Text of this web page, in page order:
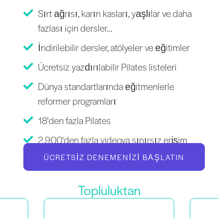
Sırt ağrısı, karın kasları, yaşlılar ve daha
fazlası için dersler...
İndirilebilir dersler, atölyeler ve eğitimler
Ücretsiz yazdırılabilir Pilates listeleri
Dünya standartlarında eğitmenlerle
reformer programları
18'den fazla Pilates
2.900'den fazla videoya sınırsız erişim
ÜCRETSIZ DENEMENIZI BAŞLATIN
Topluluktan